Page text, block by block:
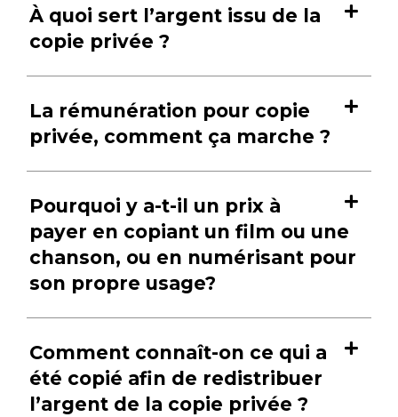
À quoi sert l’argent issu de la
copie privée ?
La rémunération pour copie
privée, comment ça marche ?
Pourquoi y a-t-il un prix à
payer en copiant un film ou une
chanson, ou en numérisant pour
son propre usage?
Comment connaît-on ce qui a
été copié afin de redistribuer
l’argent de la copie privée ?